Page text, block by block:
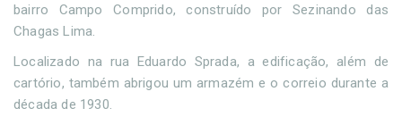
bairro Campo Comprido, construído por Sezinando das
Chagas Lima.
Localizado na rua Eduardo Sprada, a edificação, além de
cartório, também abrigou um armazém e o correio durante a
década de 1930.